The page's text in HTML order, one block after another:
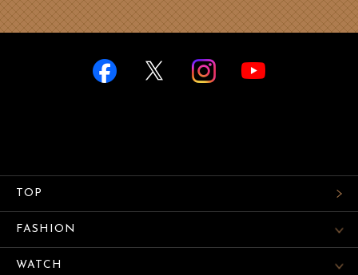
TOP
FASHION
WATCH